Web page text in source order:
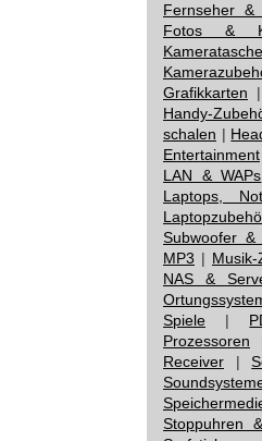
Fernseher &
Fotos &
Grafikkarten |
Handy-
schalen |
Entertainment
LAN & WAPs
Laptops,
Subwoofer &
MP3 |
NAS &
Spiele |
Prozessoren
Receiver |
Stoppuhren